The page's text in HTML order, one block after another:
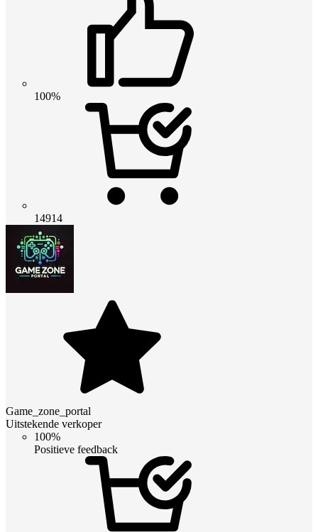
100%
14914
Game_zone_portal
Uitstekende verkoper
100%
Positieve feedback